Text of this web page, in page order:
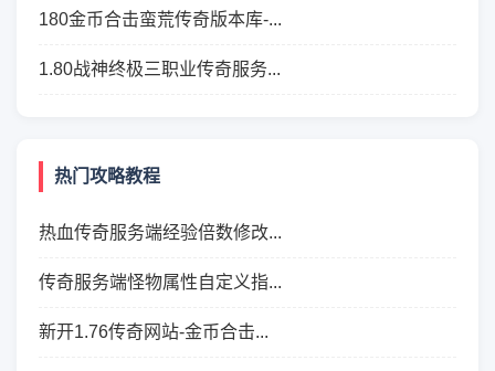
180金币合击蛮荒传奇版本库-...
1.80战神终极三职业传奇服务...
热门攻略教程
热血传奇服务端经验倍数修改...
传奇服务端怪物属性自定义指...
新开1.76传奇网站-金币合击...